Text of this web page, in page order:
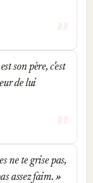
son père, c'est
de lui
ne te grise pas,
assez faim.